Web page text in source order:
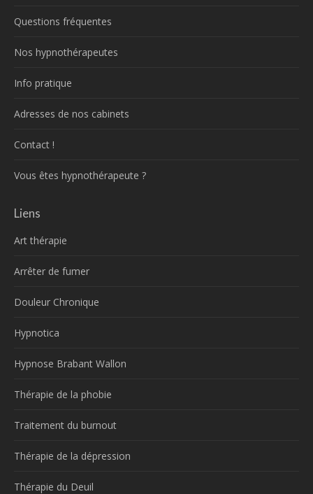
Questions fréquentes
Nos hypnothérapeutes
Info pratique
Adresses de nos cabinets
Contact !
Vous êtes hypnothérapeute ?
Liens
Art thérapie
Arrêter de fumer
Douleur Chronique
Hypnotica
Hypnose Brabant Wallon
Thérapie de la phobie
Traitement du burnout
Thérapie de la dépression
Thérapie du Deuil